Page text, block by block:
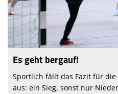
Es geht bergauf!
Sportlich fällt das Fazit für
aus: ein Sieg, sonst nur